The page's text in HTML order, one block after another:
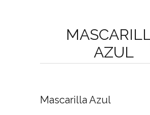
AZUL
Mascarilla Azul